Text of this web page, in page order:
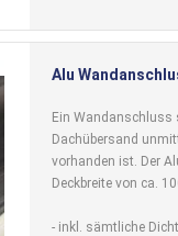
Alu
Ein Wandanschluss
Dachübersand
vorhanden ist. Der
Deckbreite von ca.
- inkl. sämtliche